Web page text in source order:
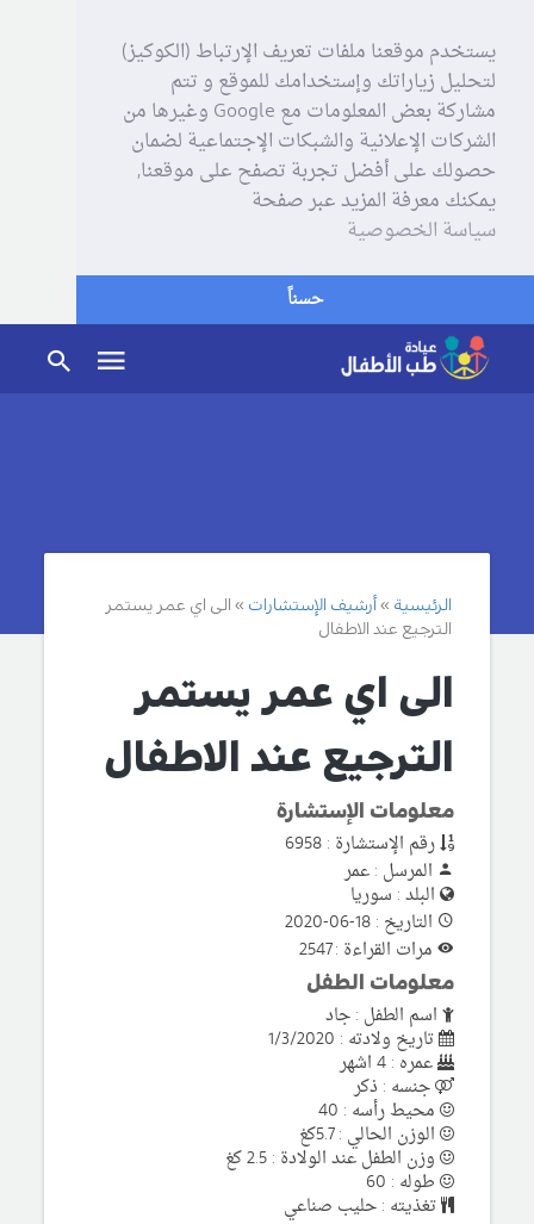
يستخدم موقعنا ملفات تعريف الإرتباط (الكوكيز)
لتحليل زياراتك وإستخدامك للموقع و تتم
مشاركة بعض المعلومات مع Google وغيرها من
الشركات الإعلانية والشبكات الإجتماعية لضمان
حصولك على أفضل تجربة تصفح على موقعنا,
يمكنك معرفة المزيد عبر صفحة
سياسة الخصوصية
حسناً
الرئيسية أرشيف الإستشارات
الى اي عمر يستمر
الترجيع عند الاطفال
الى اي عمر يستمر
الترجيع عند الاطفال
معلومات الإستشارة
رقم الإستشارة : 6958
المرسل : عمر
البلد : سوريا
التاريخ : 18-06-2020
مرات القراءة : 2547
معلومات الطفل
اسم الطفل : جاد
تاريخ ولادته : 1/3/2020
عمره : 4 اشهر
جنسه : ذكر
محيط رأسه : 40
الوزن الحالي : 5.7كغ
وزن الطفل عند الولادة : 2.5 كغ
طوله : 60
تغذيته : حليب صناعي